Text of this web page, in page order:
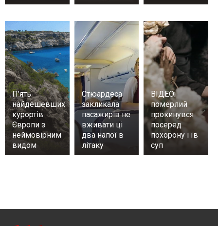
П’ять
найдешевших
курортів
Європи з
неймовірним
видом
Стюардеса
закликала
пасажирів не
вживати ці
два напої в
літаку
ВІДЕО:
померлий
прокинувся
посеред
похорону і їв
суп